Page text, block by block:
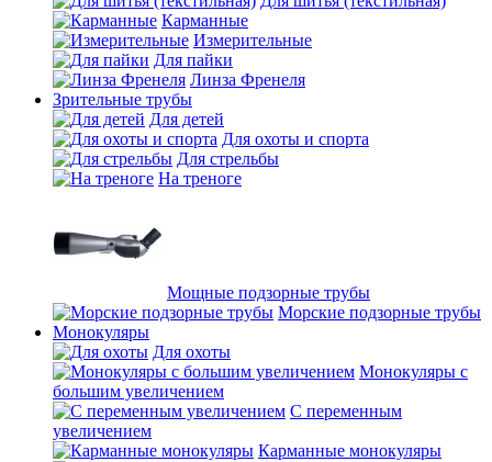
Карманные
Измерительные
Для пайки
Линза Френеля
Зрительные трубы
Для детей
Для охоты и спорта
Для стрельбы
На треноге
Мощные подзорные трубы
Морские подзорные трубы
Монокуляры
Для охоты
Монокуляры с
большим увеличением
С переменным
увеличением
Карманные монокуляры